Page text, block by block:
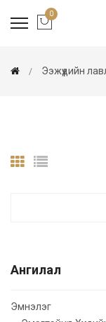
0
Ээжүүдийн
Ангилал
Эмнэлэг